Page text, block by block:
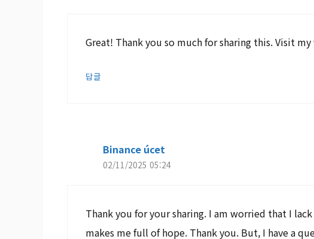
Great! Thank you so much for sharing this. Visit
답글
Binance úcet
02/11/2025 05:24
Thank you for your sharing. I am worried that I
makes me full of hope. Thank you. But, I have a